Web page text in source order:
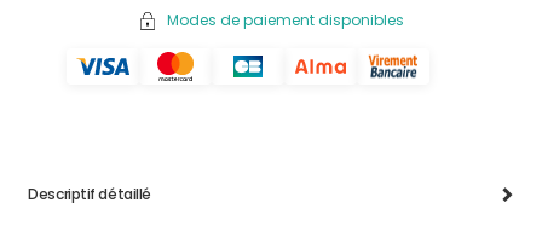
Modes de paiement disponibles
Descriptif détaillé